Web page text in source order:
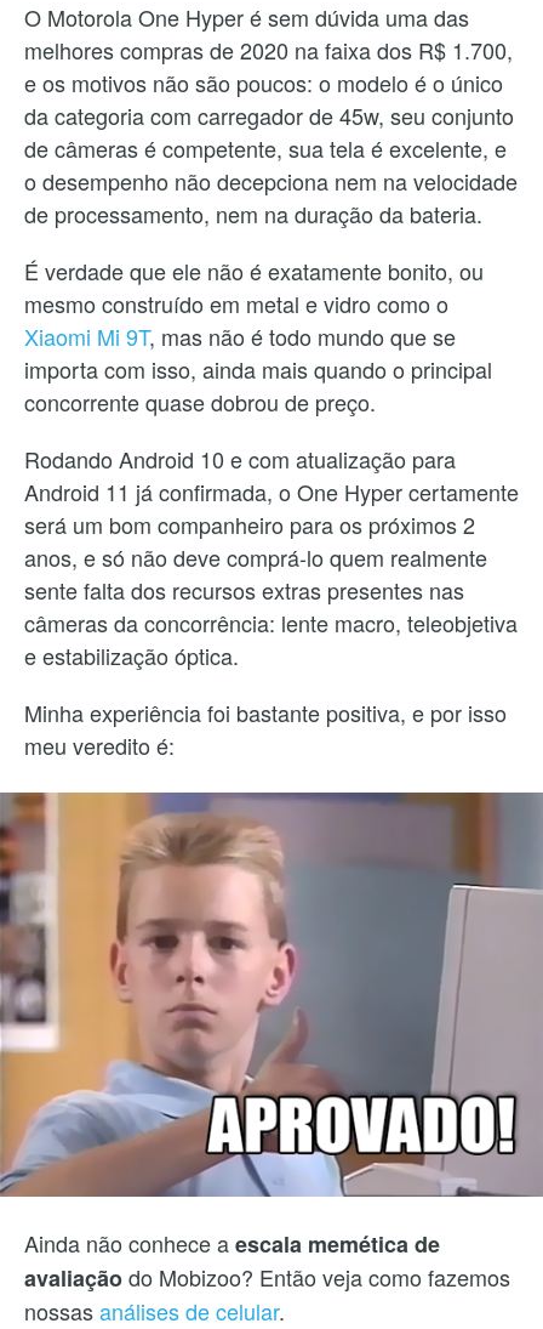
O Motorola One Hyper é sem dúvida uma das
melhores compras de 2020 na faixa dos R$ 1.700,
e os motivos não são poucos: o modelo é o único
da categoria com carregador de 45w, seu conjunto
de câmeras é competente, sua tela é excelente, e
o desempenho não decepciona nem na velocidade
de processamento, nem na duração da bateria.
É verdade que ele não é exatamente bonito, ou
mesmo construído em metal e vidro como o
Xiaomi Mi 9T, mas não é todo mundo que se
importa com isso, ainda mais quando o principal
concorrente quase dobrou de preço.
Rodando Android 10 e com atualização para
Android 11 já confirmada, o One Hyper certamente
será um bom companheiro para os próximos 2
anos, e só não deve comprá-lo quem realmente
sente falta dos recursos extras presentes nas
câmeras da concorrência: lente macro, teleobjetiva
e estabilização óptica.
Minha experiência foi bastante positiva, e por isso
meu veredito é:
Ainda não conhece aescala memética de
avaliaçãodo Mobizoo? Então veja como fazemos
nossasanálises de celular.